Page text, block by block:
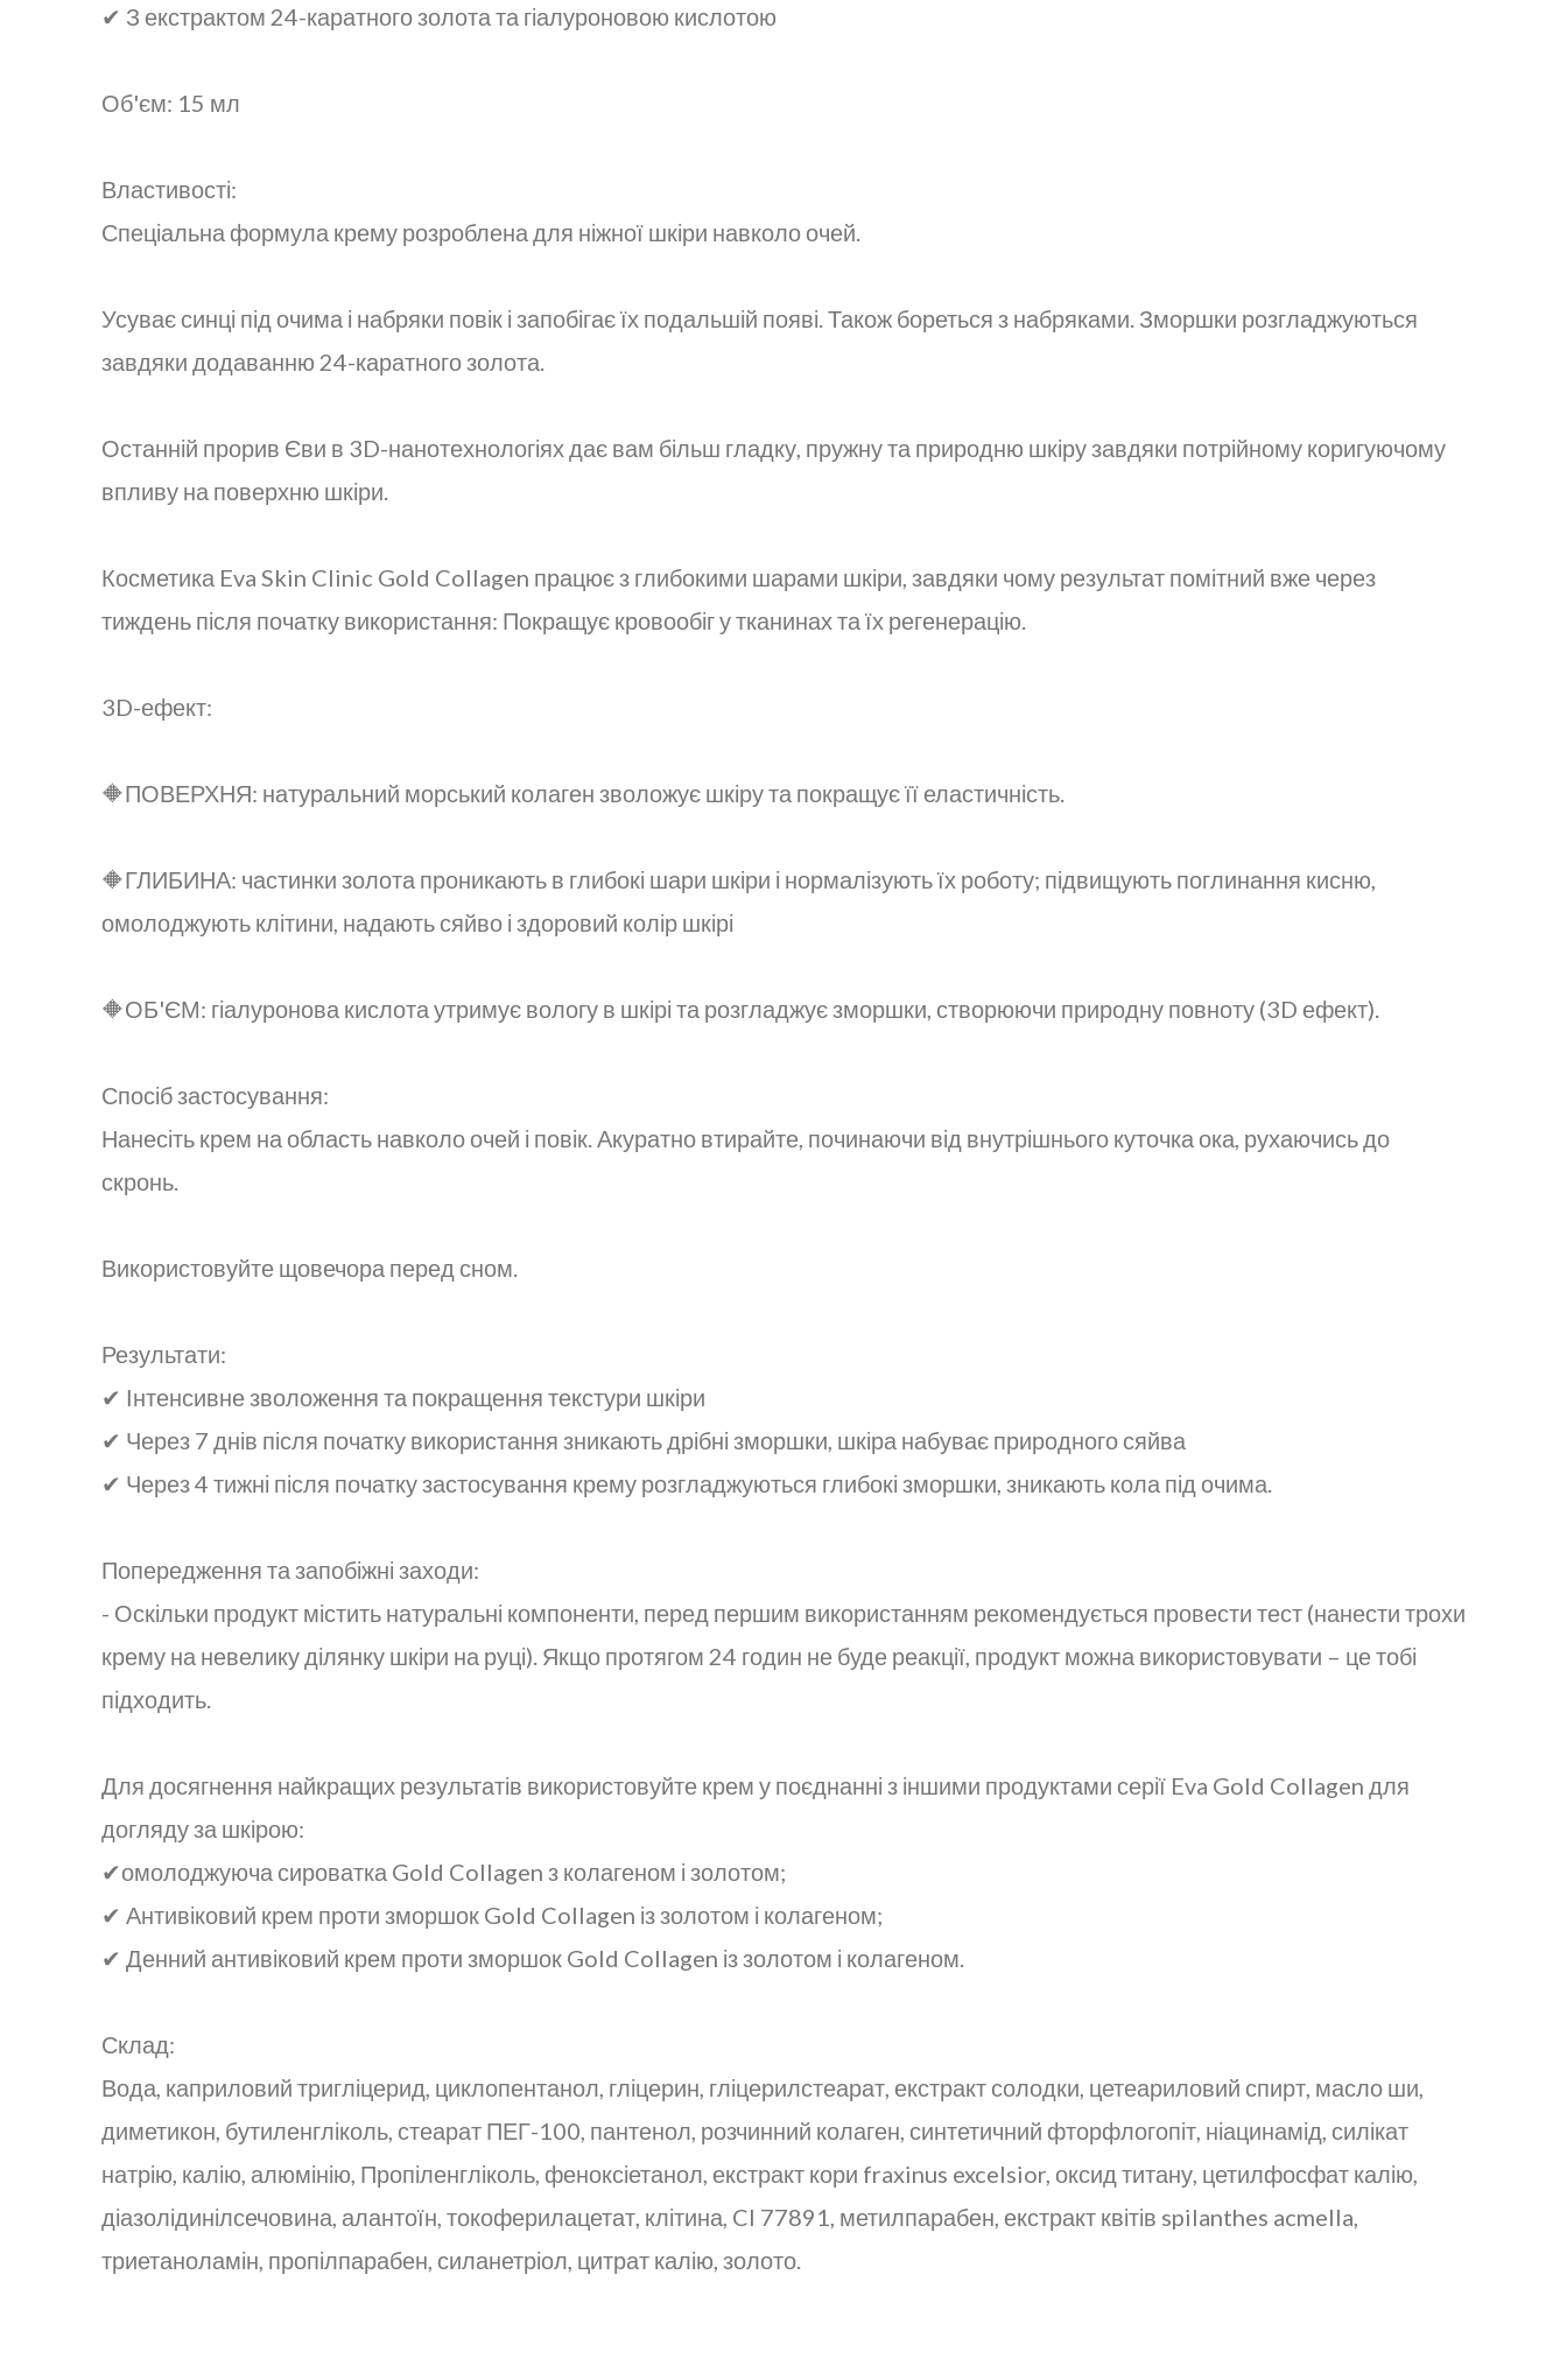
✔ З екстрактом 24-каратного золота та гіалуроновою кислотою
Об'єм: 15 мл
Властивості:
Спеціальна формула крему розроблена для ніжної шкіри навколо очей.
Усуває синці під очима і набряки повік і запобігає їх подальшій появі. Також бореться з набряками. Зморшки розгладжуються
завдяки додаванню 24-каратного золота.
Останній прорив Єви в 3D-нанотехнологіях дає вам більш гладку, пружну та природню шкіру завдяки потрійному коригуючому
впливу на поверхню шкіри.
Косметика Eva Skin Clinic Gold Collagen працює з глибокими шарами шкіри, завдяки чому результат помітний вже через
тиждень після початку використання: Покращує кровообіг у тканинах та їх регенерацію.
3D-ефект:
🔶ПОВЕРХНЯ: натуральний морський колаген зволожує шкіру та покращує її еластичність.
🔶ГЛИБИНА: частинки золота проникають в глибокі шари шкіри і нормалізують їх роботу; підвищують поглинання кисню,
омолоджують клітини, надають сяйво і здоровий колір шкірі
🔶ОБ'ЄМ: гіалуронова кислота утримує вологу в шкірі та розгладжує зморшки, створюючи природну повноту (3D ефект).
Спосіб застосування:
Нанесіть крем на область навколо очей і повік. Акуратно втирайте, починаючи від внутрішнього куточка ока, рухаючись до
скронь.
Використовуйте щовечора перед сном.
Результати:
✔ Інтенсивне зволоження та покращення текстури шкіри
✔ Через 7 днів після початку використання зникають дрібні зморшки, шкіра набуває природного сяйва
✔ Через 4 тижні після початку застосування крему розгладжуються глибокі зморшки, зникають кола під очима.
Попередження та запобіжні заходи:
- Оскільки продукт містить натуральні компоненти, перед першим використанням рекомендується провести тест (нанести трохи
крему на невелику ділянку шкіри на руці). Якщо протягом 24 годин не буде реакції, продукт можна використовувати – це тобі
підходить.
Для досягнення найкращих результатів використовуйте крем у поєднанні з іншими продуктами серії Eva Gold Collagen для
догляду за шкірою:
✔омолоджуюча сироватка Gold Collagen з колагеном і золотом;
✔ Антивіковий крем проти зморшок Gold Collagen із золотом і колагеном;
✔ Денний антивіковий крем проти зморшок Gold Collagen із золотом і колагеном.
Склад:
Вода, каприловий тригліцерид, циклопентанол, гліцерин, гліцерилстеарат, екстракт солодки, цетеариловий спирт, масло ши,
диметикон, бутиленгліколь, стеарат ПЕГ-100, пантенол, розчинний колаген, синтетичний фторфлогопіт, ніацинамід, силікат
натрію, калію, алюмінію, Пропіленгліколь, феноксіетанол, екстракт кори fraxinus excelsior, оксид титану, цетилфосфат калію,
діазолідинілсечовина, алантоїн, токоферилацетат, клітина, Cl 77891, метилпарабен, екстракт квітів spilanthes acmella,
триетаноламін, пропілпарабен, силанетріол, цитрат калію, золото.